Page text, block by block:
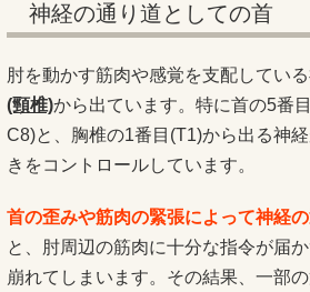
神経の通り道としての首
肘を動かす筋肉や感覚を支配してい
(頸椎)から出ています。特に首の5番
C8)と、胸椎の1番目(T1)から出る神
きをコントロールしています。
首の歪みや筋肉の緊張によって神経
と、肘周辺の筋肉に十分な指令が届
崩れてしまいます。その結果、一部